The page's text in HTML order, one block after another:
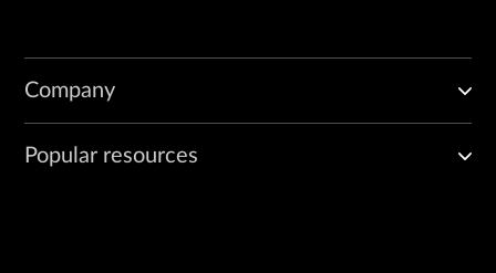
Company
Popular resources